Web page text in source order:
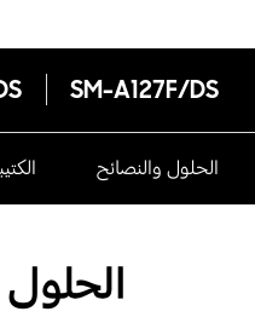
SM-A127F/DS
الحلول والنصائح